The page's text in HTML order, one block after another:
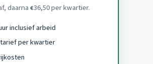
daarna €36,50 per kwartier.
inclusief arbeid
per kwartier